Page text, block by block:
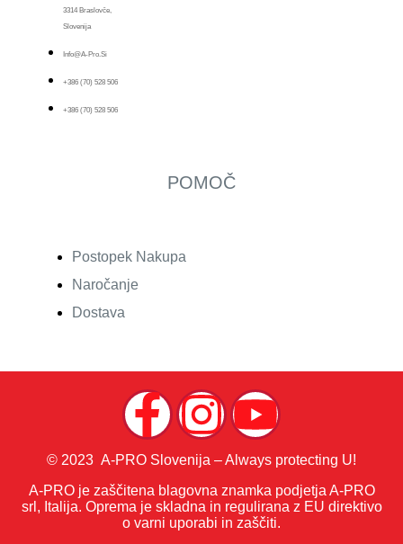
3314 Braslovče,
Slovenija
Info@a-Pro.si
+386 (70) 528 506
+386 (70) 528 506
POMOČ
Postopek Nakupa
Naročanje
Dostava
© 2023 A-PRO Slovenija – Always protecting U!
A-PRO je zaščitena blagovna znamka podjetja A-PRO
srl, Italija. Oprema je skladna in regulirana z EU direktivo
o varni uporabi in zaščiti.